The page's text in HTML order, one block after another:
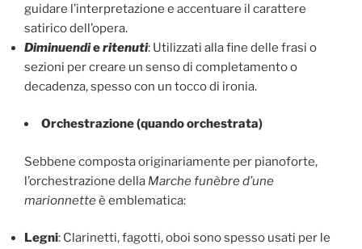
guidare l’interpretazione e accentuare il carattere
satirico dell’opera.
Diminuendieritenuti: Utilizzati alla fine delle frasi o
sezioni per creare un senso di completamento o
decadenza, spesso con un tocco di ironia.
Orchestrazione (quando orchestrata)
Sebbene composta originariamente per pianoforte,
l’orchestrazione della Marche funèbre d’une
marionnetteè emblematica:
Legni: Clarinetti, fagotti, oboi sono spesso usati per le